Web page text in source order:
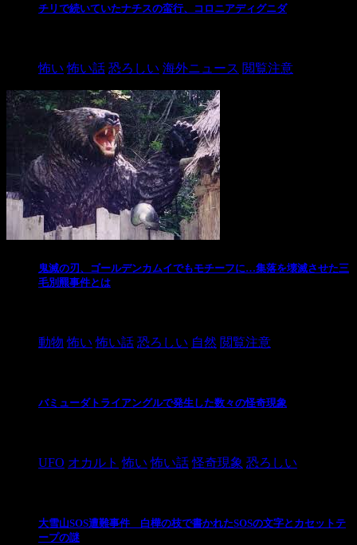
チリで続いていたナチスの蛮行、コロニアディグニダ
怖い 怖い話 恐ろしい 海外ニュース 閲覧注意
鬼滅の刃、ゴールデンカムイでもモチーフに…集落を壊滅させた三
毛別羆事件とは
動物 怖い 怖い話 恐ろしい 自然 閲覧注意
バミューダトライアングルで発生した数々の怪奇現象
UFO オカルト 怖い 怖い話 怪奇現象 恐ろしい
大雪山SOS遭難事件 白樺の枝で書かれたSOSの文字とカセットテ
ープの謎